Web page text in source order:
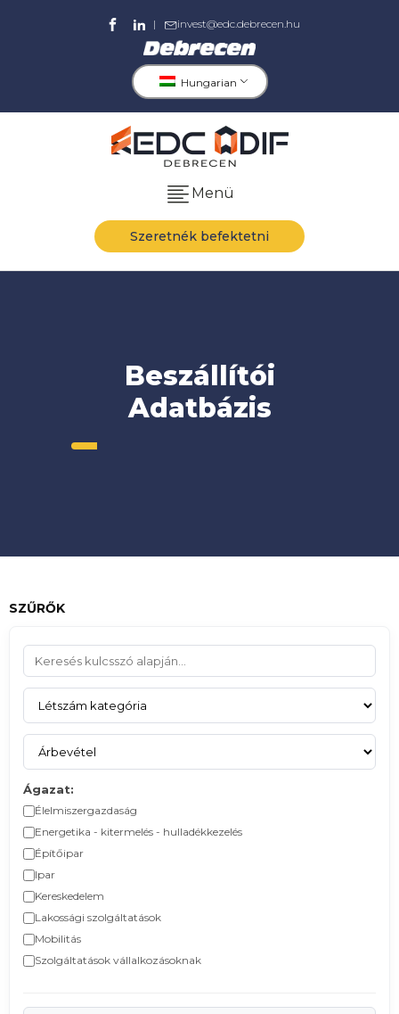
| invest@edc.debrecen.hu
Hungarian
Menü
Szeretnék befektetni
Beszállítói
Adatbázis
SZŰRŐK
Ágazat:
Élelmiszergazdaság
Energetika - kitermelés - hulladékkezelés
Építőipar
Ipar
Kereskedelem
Lakossági szolgáltatások
Mobilitás
Szolgáltatások vállalkozásoknak